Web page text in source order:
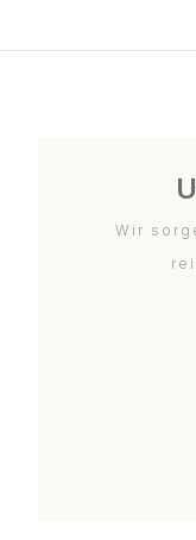
Wir